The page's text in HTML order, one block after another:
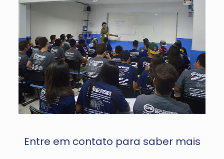
Entre em contato para saber mais